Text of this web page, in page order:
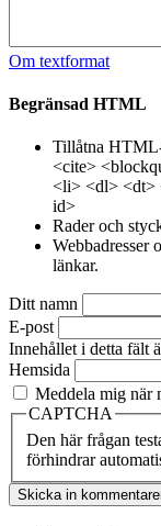
Om textformat
Begränsad HTML
Tillåtna
<cite>
<li> <dl> <dt>
id>
Rader och
Webbadresser
länkar.
Ditt namn
E-post
Innehållet i detta fält
Hemsida
Meddela mig när
CAPTCHA
Den här frågan
förhindrar